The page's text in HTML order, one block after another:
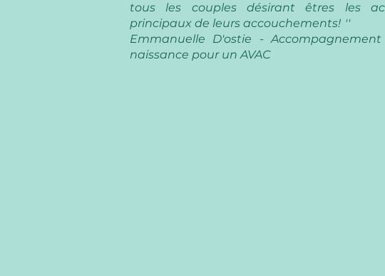
tous les couples désirant êtres les
principaux de leurs accouchements! ''
Emmanuelle D'ostie -
naissance pour un AVAC